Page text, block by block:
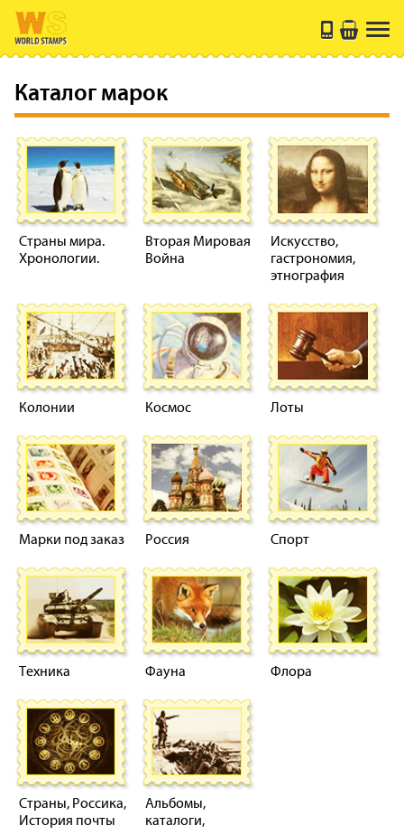
Каталог марок
Страны мира.
Хронологии.
Вторая Мировая
Война
Искусство,
гастрономия,
этнография
Колонии Космос Лоты
Марки под заказ Россия Спорт
Техника Фауна Флора
Страны, Россика,
История почты
Альбомы,
каталоги,